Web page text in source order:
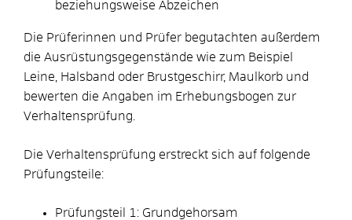
beziehungsweise Abzeichen
Die Prüferinnen und Prüfer begutachten außerdem
die Ausrüstungsgegenstände wie zum Beispiel
Leine, Halsband oder Brustgeschirr, Maulkorb und
bewerten die Angaben im Erhebungsbogen zur
Verhaltensprüfung.
Die Verhaltensprüfung erstreckt sich auf folgende
Prüfungsteile:
Prüfungsteil 1: Grundgehorsam